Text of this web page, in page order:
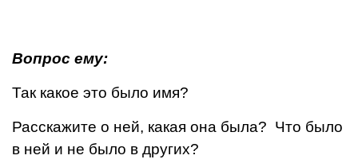
Вопрос ему:
Так какое это было имя?
Расскажите о ней, какая она была? Что было
в ней и не было в других?